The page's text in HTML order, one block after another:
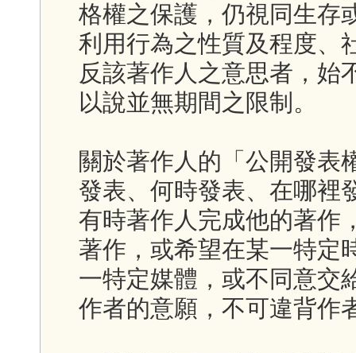
格權之保護，仍視同生存
利用行為之性質及程度、
反該著作人之意思者，始
以說並無期間之限制。
關於著作人的「公開發表
發表、何時發表、在哪裡
有時著作人完成他的著作
著作，或希望在某一特定
一特定媒體，或不同意交
作者的意願，不可違背作